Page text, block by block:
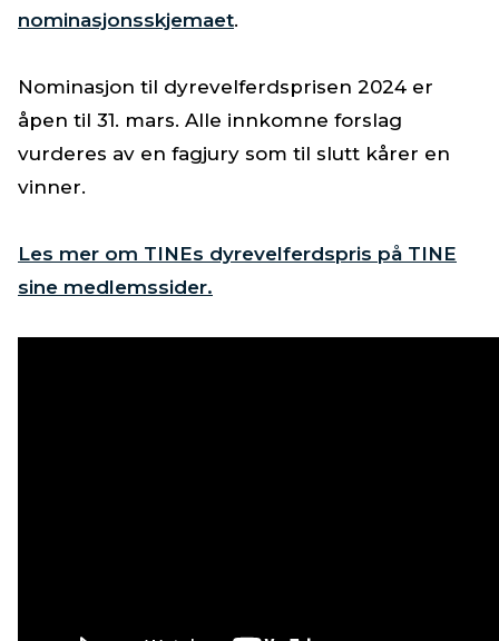
nominasjonsskjemaet.
Nominasjon til dyrevelferdsprisen 2024 er
åpen til 31. mars. Alle innkomne forslag
vurderes av en fagjury som til slutt kårer en
vinner.
Les mer om TINEs dyrevelferdspris på TINE
sine medlemssider.